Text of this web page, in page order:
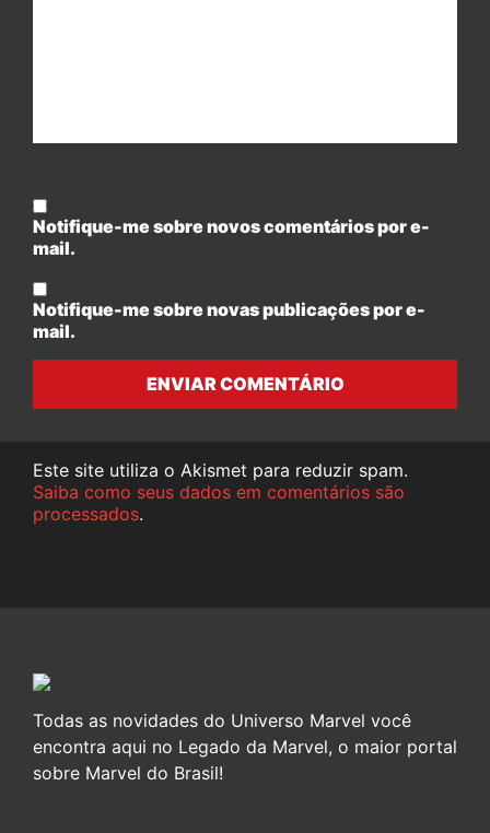
Notifique-me sobre novos comentários por e-
mail.
Notifique-me sobre novas publicações por e-
mail.
ENVIAR COMENTÁRIO
Este site utiliza o Akismet para reduzir spam.
Saiba como seus dados em comentários são
processados.
Todas as novidades do Universo Marvel você
encontra aqui no Legado da Marvel, o maior portal
sobre Marvel do Brasil!